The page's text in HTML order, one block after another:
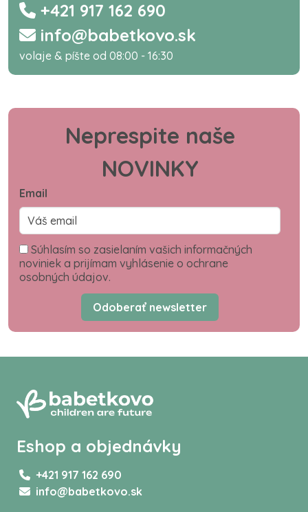
+421 917 162 690
info@babetkovo.sk
volaje & píšte od 08:00 - 16:30
Neprespite naše
NOVINKY
Email
Súhlasím so zasielaním vašich informačných
noviniek a prijímam vyhlásenie o ochrane
osobných údajov.
Odoberať newsletter
Eshop a objednávky
+421 917 162 690
info@babetkovo.sk